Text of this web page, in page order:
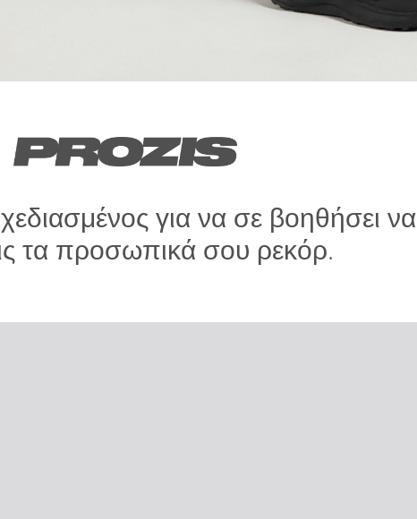
για να σε βοηθήσει να
τα προσωπικά σου ρεκόρ.